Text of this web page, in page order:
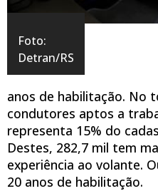
Foto:
Detran/RS
anos de habilitação. No
condutores aptos a
representa 15% do
Destes, 282,7 mil tem
experiência ao volante.
20 anos de habilitação.